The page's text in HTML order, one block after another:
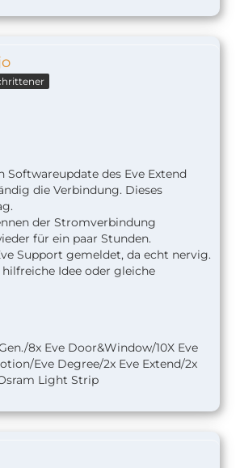
Softwareupdate des Eve Extend
die Verbindung. Dieses
der Stromverbindung
für ein paar Stunden.
Support gemeldet, da echt nervig.
Idee oder gleiche
8x Eve Door&Window/10X Eve
Eve Degree/2x Eve Extend/2x
Light Strip